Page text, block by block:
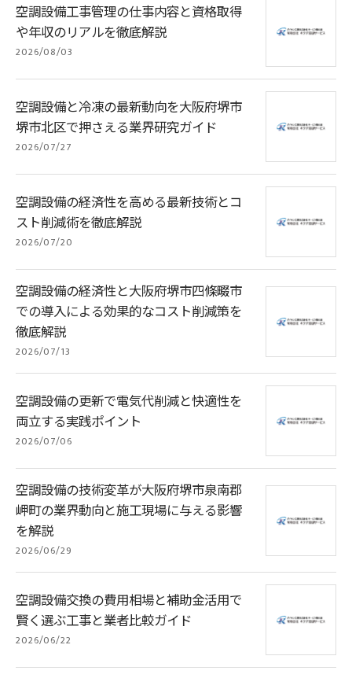
空調設備工事管理の仕事内容と資格取得
や年収のリアルを徹底解説
2026/08/03
空調設備と冷凍の最新動向を大阪府堺市
堺市北区で押さえる業界研究ガイド
2026/07/27
空調設備の経済性を高める最新技術とコ
スト削減術を徹底解説
2026/07/20
空調設備の経済性と大阪府堺市四條畷市
での導入による効果的なコスト削減策を
徹底解説
2026/07/13
空調設備の更新で電気代削減と快適性を
両立する実践ポイント
2026/07/06
空調設備の技術変革が大阪府堺市泉南郡
岬町の業界動向と施工現場に与える影響
を解説
2026/06/29
空調設備交換の費用相場と補助金活用で
賢く選ぶ工事と業者比較ガイド
2026/06/22